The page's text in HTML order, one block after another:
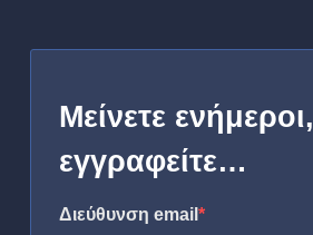
Μείνετε ενήμεροι,
εγγραφείτε…
Διεύθυνση email